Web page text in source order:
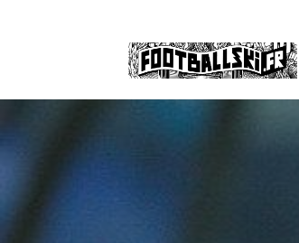
Footballski